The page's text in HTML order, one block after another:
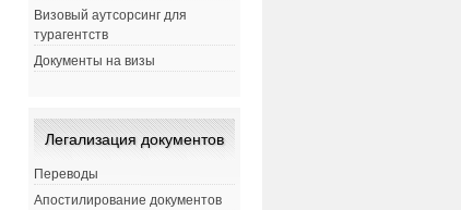
Визовый аутсорсинг для
турагентств
Документы на визы
Легализация документов
Переводы
Апостилирование документов